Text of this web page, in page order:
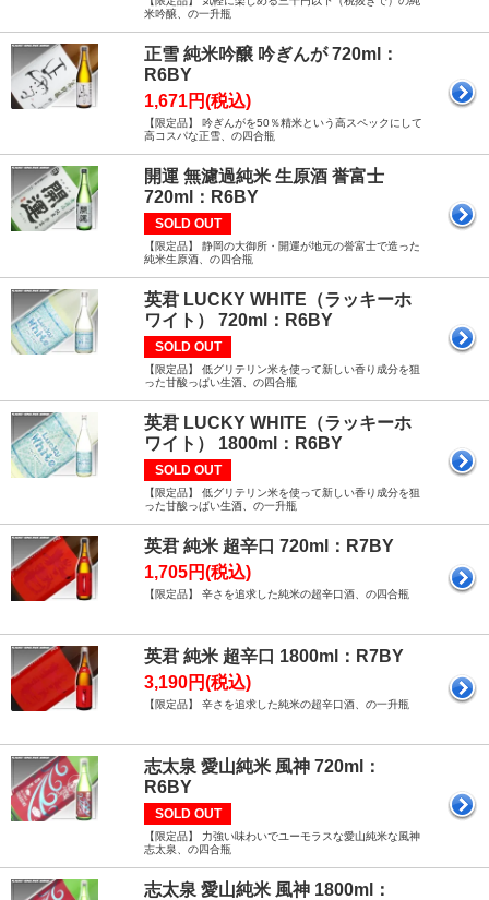
米吟醸、の一升瓶
正雪 純米吟醸 吟ぎんが 720ml：
R6BY
1,671円(税込)
【限定品】 吟ぎんがを50％精米という高スペックにして
高コスパな正雪、の四合瓶
開運 無濾過純米 生原酒 誉富士
720ml：R6BY
SOLD OUT
【限定品】 静岡の大御所・開運が地元の誉富士で造った
純米生原酒、の四合瓶
英君 LUCKY WHITE（ラッキーホ
ワイト） 720ml：R6BY
SOLD OUT
【限定品】 低グリテリン米を使って新しい香り成分を狙
った甘酸っぱい生酒、の四合瓶
英君 LUCKY WHITE（ラッキーホ
ワイト） 1800ml：R6BY
SOLD OUT
【限定品】 低グリテリン米を使って新しい香り成分を狙
った甘酸っぱい生酒、の一升瓶
英君 純米 超辛口 720ml：R7BY
1,705円(税込)
【限定品】 辛さを追求した純米の超辛口酒、の四合瓶
英君 純米 超辛口 1800ml：R7BY
3,190円(税込)
【限定品】 辛さを追求した純米の超辛口酒、の一升瓶
志太泉 愛山純米 風神 720ml：
R6BY
SOLD OUT
【限定品】 力強い味わいでユーモラスな愛山純米な風神
志太泉、の四合瓶
志太泉 愛山純米 風神 1800ml：